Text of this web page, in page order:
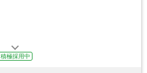
積極採用中